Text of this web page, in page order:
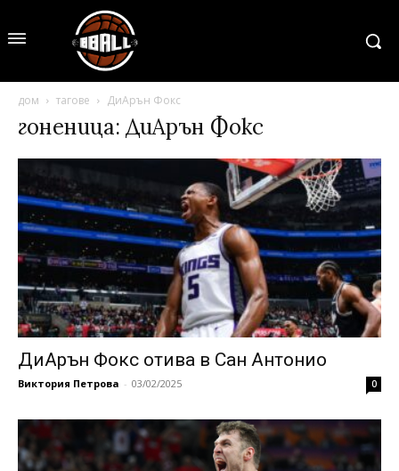
дом тагове ДиАрън Фокс
гоненица: ДиАрън Фокс
ДиАрън Фокс отива в Сан Антонио
Виктория Петрова - 03/02/2025 0